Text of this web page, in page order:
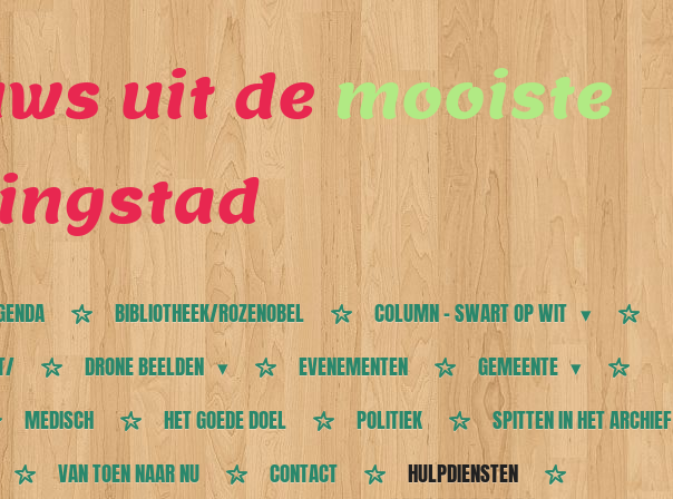
uit demooiste
BIBLIOTHEEK/ROZENOBEL
COLUMN - SWART OP WIT
DRONE BEELDEN EVENEMENTEN
GEMEENTE
MEDISCH HET GOEDE DOEL POLITIEK
SPITTEN IN HET ARCHIEF
VAN TOEN NAAR NU CONTACT
HULPDIENSTEN